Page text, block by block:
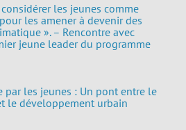
les jeunes comme
les amener à devenir des
». – Rencontre avec
jeune leader du programme
les jeunes : Un pont entre le
le développement urbain